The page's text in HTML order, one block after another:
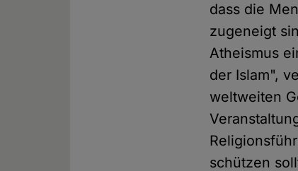
dass die
zugeneigt
Atheismus
der Islam",
weltweiten
schützen